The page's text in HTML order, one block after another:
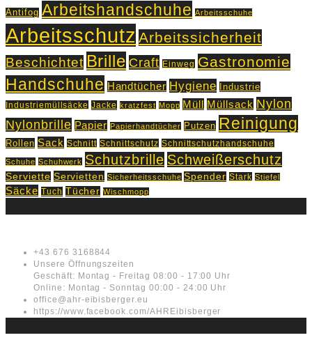
Antifog Arbeitshandschuhe Arbeitsschuhe
Arbeitsschutz Arbeitssicherheit
Beschichtet Brille Craft Einweg Gastronomie
Handschuhe Handtücher Hygiene Industrie
Industriemüllsäcke Jacke kratzfest Mopp Müll Müllsack Nylon
Nylonbrille Papier Papierhandtücher Putzen Reinigung
Rollen Sack Schnitt Schnittschutz Schnittschutzhandschuhe
Schuhe Schuhwerk Schutzbrille Schweißerschutz
Serviette Servietten Sicherheitsschuhe Spender Stark Stiefel
Säcke Tuch Tücher Wischmopp
+43 676 3168844
Unsere Öffnungszeiten
Geschäft: Montag - Freitag 08:00 - 17:00 Uhr
Online: Montag - Sonntag 00:00 - 24:00 Uhr
office@ahr-eibisberger.eu
https://www.facebook.com/AHREibisberger